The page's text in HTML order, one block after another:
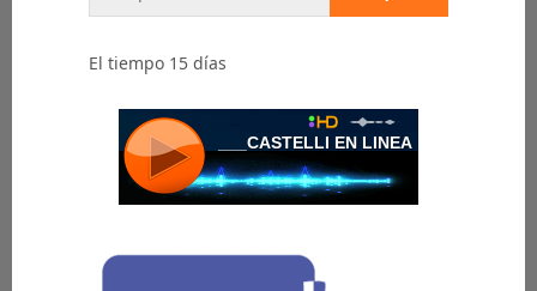
El tiempo 15 días